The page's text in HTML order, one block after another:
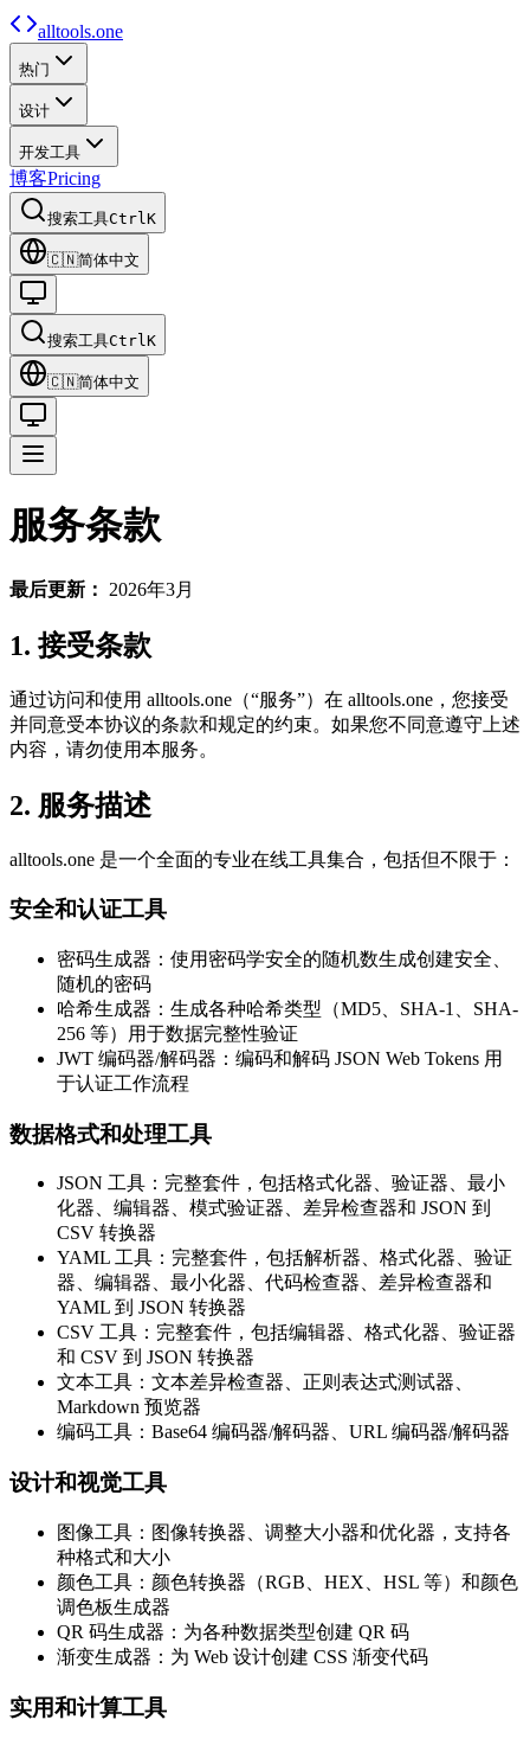
alltools.one
热门
设计
开发工具
博客Pricing
搜索工具CtrlK
🇨🇳简体中文
搜索工具CtrlK
🇨🇳简体中文
服务条款
最后更新： 2026年3月
1. 接受条款
通过访问和使用 alltools.one（“服务”）在 alltools.one，您接受
并同意受本协议的条款和规定的约束。如果您不同意遵守上述
内容，请勿使用本服务。
2. 服务描述
alltools.one 是一个全面的专业在线工具集合，包括但不限于：
安全和认证工具
密码生成器：使用密码学安全的随机数生成创建安全、
随机的密码
哈希生成器：生成各种哈希类型（MD5、SHA-1、SHA-
256 等）用于数据完整性验证
JWT 编码器/解码器：编码和解码 JSON Web Tokens 用
于认证工作流程
数据格式和处理工具
JSON 工具：完整套件，包括格式化器、验证器、最小
化器、编辑器、模式验证器、差异检查器和 JSON 到
CSV 转换器
YAML 工具：完整套件，包括解析器、格式化器、验证
器、编辑器、最小化器、代码检查器、差异检查器和
YAML 到 JSON 转换器
CSV 工具：完整套件，包括编辑器、格式化器、验证器
和 CSV 到 JSON 转换器
文本工具：文本差异检查器、正则表达式测试器、
Markdown 预览器
编码工具：Base64 编码器/解码器、URL 编码器/解码器
设计和视觉工具
图像工具：图像转换器、调整大小器和优化器，支持各
种格式和大小
颜色工具：颜色转换器（RGB、HEX、HSL 等）和颜色
调色板生成器
QR 码生成器：为各种数据类型创建 QR 码
渐变生成器：为 Web 设计创建 CSS 渐变代码
实用和计算工具